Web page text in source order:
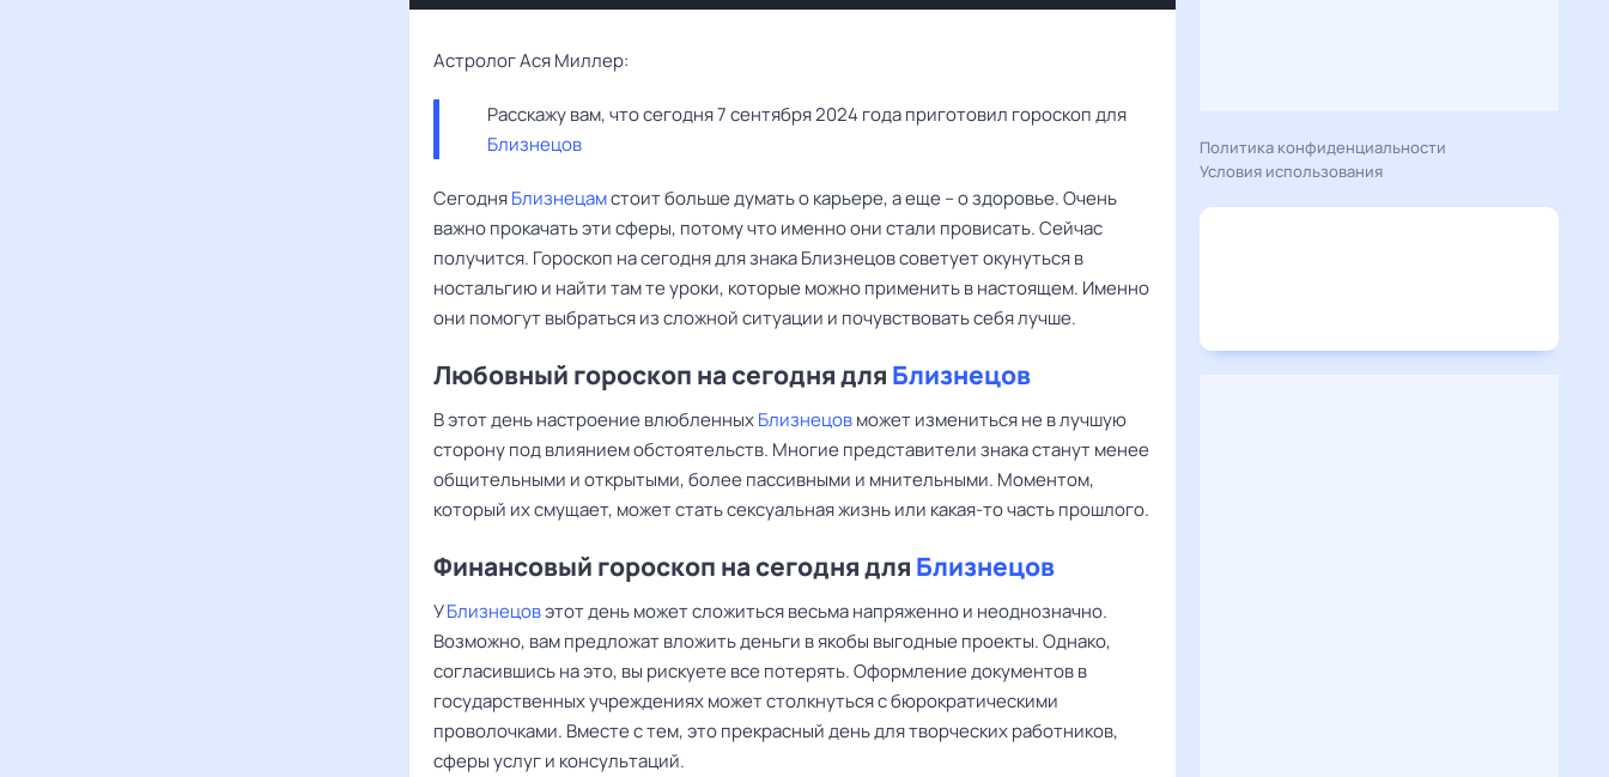
Астролог Ася Миллер:
Близнецов
СегодняБлизнецамстоит больше думать о карьере, а еще – о здоровье. Очень
важно прокачать эти сферы, потому что именно они стали провисать. Сейчас
получится. Гороскоп на сегодня для знака Близнецов советует окунуться в
ностальгию и найти там те уроки, которые можно применить в настоящем. Именно
они помогут выбраться из сложной ситуации и почувствовать себя лучше.
Любовный гороскоп на сегодня для Близнецов
В этот день настроение влюбленныхБлизнецовможет измениться не в лучшую
сторону под влиянием обстоятельств. Многие представители знака станут менее
общительными и открытыми, более пассивными и мнительными. Моментом,
который их смущает, может стать сексуальная жизнь или какая-то часть прошлого.
Финансовый гороскоп на сегодня для Близнецов
УБлизнецовэтот день может сложиться весьма напряженно и неоднозначно.
Возможно, вам предложат вложить деньги в якобы выгодные проекты. Однако,
согласившись на это, вы рискуете все потерять. Оформление документов в
государственных учреждениях может столкнуться с бюрократическими
проволочками. Вместе с тем, это прекрасный день для творческих работников,
сферы услуг и консультаций.
Политика конфиденциальности
Условия использования